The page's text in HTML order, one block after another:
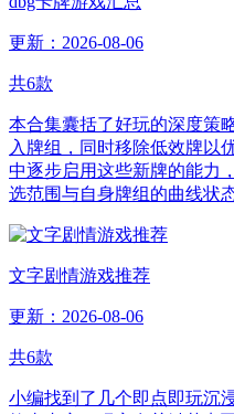
更新：2026-08-06
共6款
本合集囊括了好玩的深度策
入牌组，同时移除低效牌以
中逐步启用这些新牌的能力
选范围与自身牌组的曲线状
文字剧情游戏推荐
更新：2026-08-06
共6款
小编找到了几个即点即玩沉